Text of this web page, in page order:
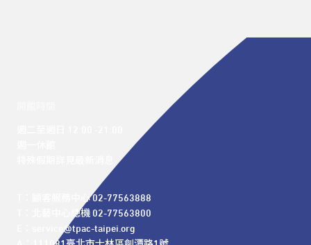
T：顧客服務中心 02-77563888
T：北藝中心總機 02-77563800
E：service@tpac-taipei.org